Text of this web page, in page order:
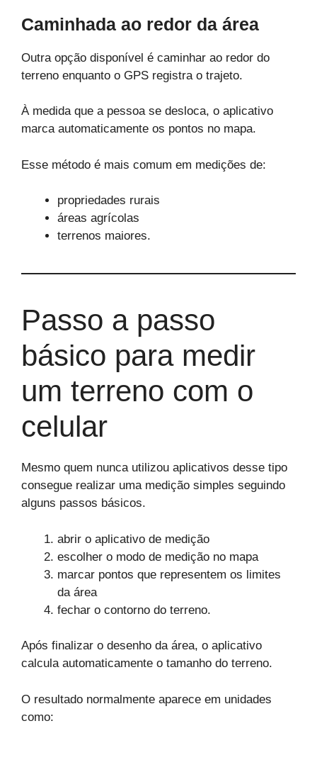
Caminhada ao redor da área
Outra opção disponível é caminhar ao redor do
terreno enquanto o GPS registra o trajeto.
À medida que a pessoa se desloca, o aplicativo
marca automaticamente os pontos no mapa.
Esse método é mais comum em medições de:
propriedades rurais
áreas agrícolas
terrenos maiores.
Passo a passo
básico para medir
um terreno com o
celular
Mesmo quem nunca utilizou aplicativos desse tipo
consegue realizar uma medição simples seguindo
alguns passos básicos.
abrir o aplicativo de medição
escolher o modo de medição no mapa
marcar pontos que representem os limites
da área
fechar o contorno do terreno.
Após finalizar o desenho da área, o aplicativo
calcula automaticamente o tamanho do terreno.
O resultado normalmente aparece em unidades
como: